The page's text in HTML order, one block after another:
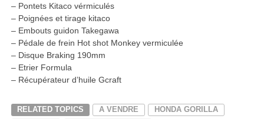
– Pontets Kitaco vérmiculés
– Poignées et tirage kitaco
– Embouts guidon Takegawa
– Pédale de frein Hot shot Monkey vermiculée
– Disque Braking 190mm
– Etrier Formula
– Récupérateur d’huile Gcraft
RELATED TOPICS A VENDRE
HONDA GORILLA